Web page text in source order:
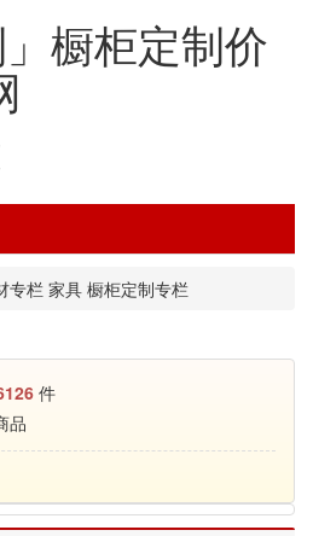
」橱柜定制价
专栏 家具 橱柜定制专栏
件
品